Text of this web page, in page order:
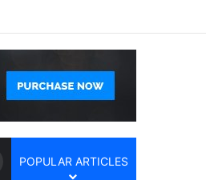
SearchPOPULAR ARTICLES